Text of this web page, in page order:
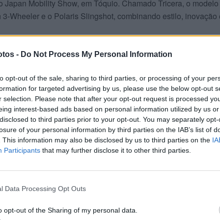
- Do Not Process My Personal Information
opt-out of the sale, sharing to third parties, or processing of your
for targeted advertising by us, please use the below opt-out
selection. Please note that after your opt-out request is processed
interest-based ads based on personal information utilized by us
to third parties prior to your opt-out. You may separately
of your personal information by third parties on the IAB’s list of
This information may also be disclosed by us to third parties on the
Participants that may further disclose it to other third parties.
Data Processing Opt Outs
opt-out of the Sharing of my personal data.
Japan Mobility Show, em Tóquio. Chamado Tricera, o modelo
Wheeler e o Polaris Slingshot, combinando estilo, inovação
vez há três anos como um conceito futurista. Desde então, o
próximo de um veículo funcional e pronto para circular nas
confirmou se o modelo será produzido em série.
identidade das motos Yamaha, com faróis circulares, luzes
coberturas aerodinâmicas sobre as rodas dianteiras. O
comparação com o conceito inicial, o novo modelo inclui
compactos e um habitáculo totalmente redesenhado,
e paddle shifters dourados.
embora a Yamaha ainda não tenha divulgado a potência
novidade está no sistema de direção das três rodas,
nível totalmente novo de ligação entre o condutor e o